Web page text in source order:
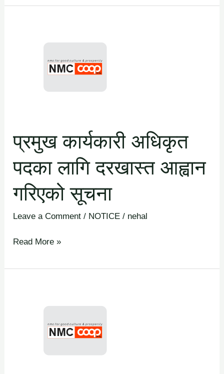
प्रमुख कार्यकारी अधिकृत
पदका लागि दरखास्त आह्वान
गरिएको सूचना
Leave a Comment / NOTICE / nehal
सूचना
Read More »